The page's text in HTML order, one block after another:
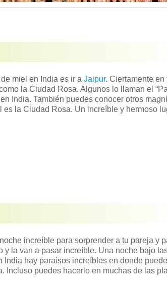
miel en India es ir aJaipur. Ciertamente en
la Ciudad Rosa. Algunos lo llaman el
India. También puedes conocer otros
es la Ciudad Rosa. Un increíble y hermoso
increíble para sorprender a tu pareja y
y la van a pasar increíble. Una noche bajo
India hay paraísos increíbles en donde
Incluso puedes hacerlo en muchas de las